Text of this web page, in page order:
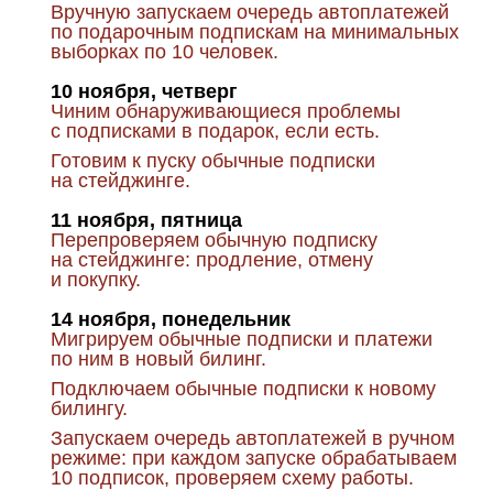
Вручную запускаем очередь автоплатежей
по подарочным подпискам на минимальных
выборках по 10 человек.
10 ноября, четверг
Чиним обнаруживающиеся проблемы
с подписками в подарок, если есть.
Готовим к пуску обычные подписки
на стейджинге.
11 ноября, пятница
Перепроверяем обычную подписку
на стейджинге: продление, отмену
и покупку.
14 ноября, понедельник
Мигрируем обычные подписки и платежи
по ним в новый билинг.
Подключаем обычные подписки к новому
билингу.
Запускаем очередь автоплатежей в ручном
режиме: при каждом запуске обрабатываем
10 подписок, проверяем схему работы.